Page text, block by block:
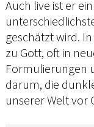
Auch live ist er
geschätzt wird.
zu Gott, oft in
Formulierungen
darum, die
unserer Welt vor